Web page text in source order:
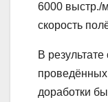
6000 выстр./
скорость
В
проведённых
доработки